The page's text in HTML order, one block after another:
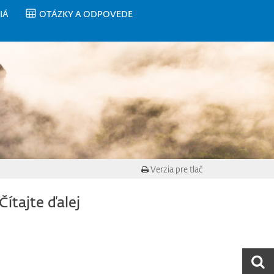
OTÁZKY A ODPOVEDE
Verzia pre tlač
ďalej